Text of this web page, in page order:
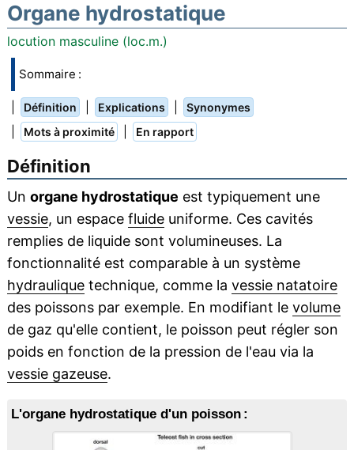
Organe hydrostatique
locution masculine (loc.m.)
Sommaire :
Définition Explications Synonymes
Mots à proximité En rapport
Définition
Un organe hydrostatique est typiquement une
vessie, un espace fluideuniforme. Ces cavités
remplies de liquide sont volumineuses. La
fonctionnalité est comparable à un système
hydrauliquetechnique, comme la vessie natatoire
des poissons par exemple. En modifiant le volume
de gaz qu'elle contient, le poisson peut régler son
poids en fonction de la pression de l'eau via la
vessie gazeuse.
L'organe hydrostatique d'un poisson :